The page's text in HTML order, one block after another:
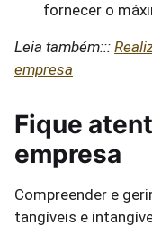
fornecer o
Leia também:::
empresa
Fique
empresa
Compreender e
tangíveis e